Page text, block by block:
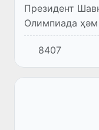
Президент
Олимпиада
таярлық
менен танысты.
8407